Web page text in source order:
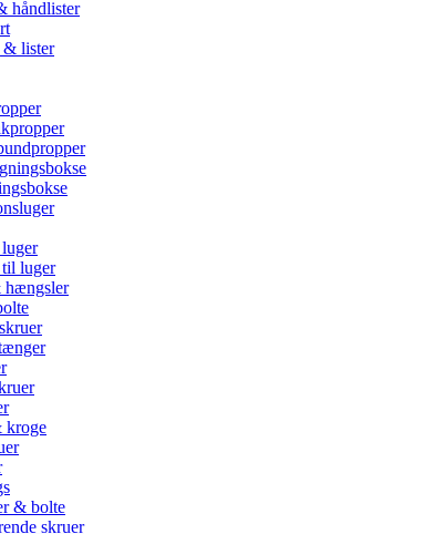
håndlister
& lister
luger
hængsler
kroge
& bolte
skruer